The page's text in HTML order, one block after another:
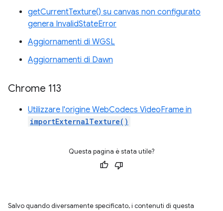
getCurrentTexture() su canvas non configurato
genera InvalidStateError
Aggiornamenti di WGSL
Aggiornamenti di Dawn
Chrome 113
Utilizzare l'origine WebCodecs VideoFrame in
importExternalTexture()
Questa pagina è stata utile?
Salvo quando diversamente specificato, i contenuti di questa